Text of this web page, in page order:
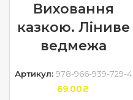
Виховання
казкою. Ліниве
ведмежа
Артикул: 978-966-939-729-4
69.00₴